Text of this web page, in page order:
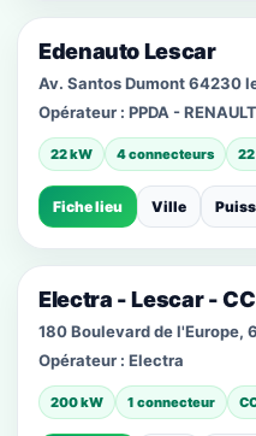
Edenauto Lescar
Av. Santos Dumont 64230
Opérateur : PPDA - RENAULT
22 kW 4 connecteurs
Fiche lieu Ville
Electra - Lescar -
180 Boulevard de l'Europe,
Opérateur : Electra
200 kW 1 connecteur